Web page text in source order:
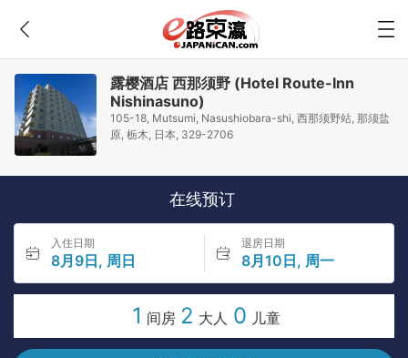
露樱酒店 西那须野 (Hotel Route-Inn
Nishinasuno)
105-18, Mutsumi, Nasushiobara-shi, 西那须野站, 那须盐
原, 栃木, 日本, 329-2706
在线预订
入住日期
8月9日, 周日
退房日期
8月10日, 周一
1 间房 2 大人 0 儿童